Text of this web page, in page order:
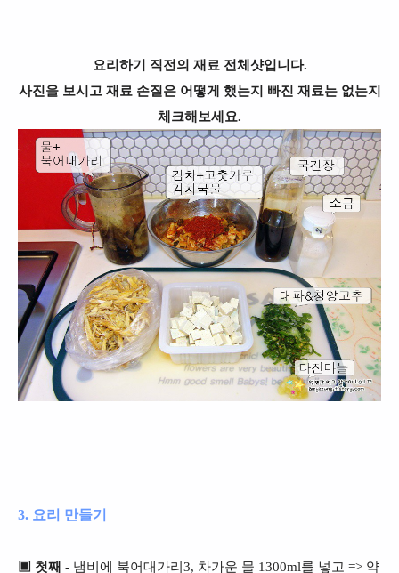
요리하기 직전의 재료 전체샷입니다.
사진을 보시고 재료 손질은 어떻게 했는지 빠진 재료는 없는지
체크해보세요.
3. 요리 만들기
▣ 첫째 - 냄비에 북어대가리3, 차가운 물 1300ml를 넣고 => 약